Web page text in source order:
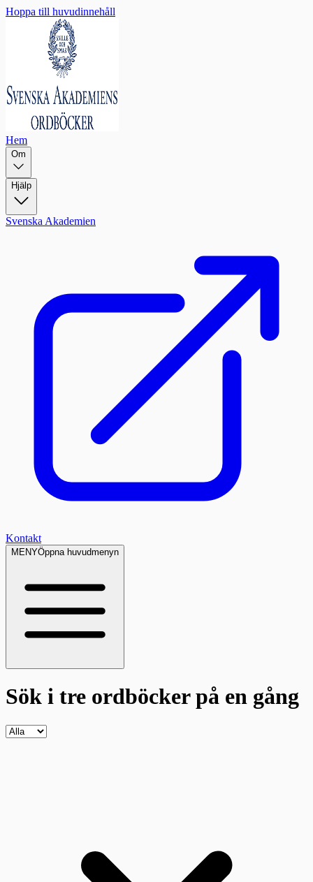
Hoppa till huvudinnehåll
Hem
Om
Hjälp
Svenska Akademien
Kontakt
MENYÖppna huvudmenyn
Sök i tre ordböckerpå en gång